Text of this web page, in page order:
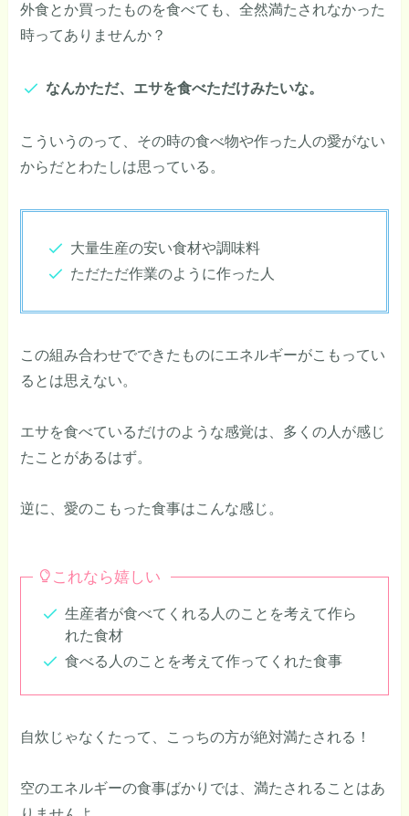
外食とか買ったものを食べても、全然満たされなかった
時ってありませんか？
なんかただ、エサを食べただけみたいな。
こういうのって、その時の食べ物や作った人の愛がない
からだとわたしは思っている。
大量生産の安い食材や調味料
ただただ作業のように作った人
この組み合わせでできたものにエネルギーがこもってい
るとは思えない。
エサを食べているだけのような感覚は、多くの人が感じ
たことがあるはず。
逆に、愛のこもった食事はこんな感じ。
これなら嬉しい
生産者が食べてくれる人のことを考えて作ら
れた食材
食べる人のことを考えて作ってくれた食事
自炊じゃなくたって、こっちの方が絶対満たされる！
空のエネルギーの食事ばかりでは、満たされることはあ